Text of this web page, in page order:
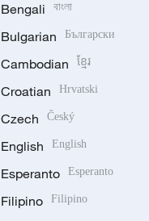
Bengali বাংলা
Bulgarian Български
Cambodian ខ្មែរ
Croatian Hrvatski
Czech Český
English English
Esperanto Esperanto
Filipino Filipino